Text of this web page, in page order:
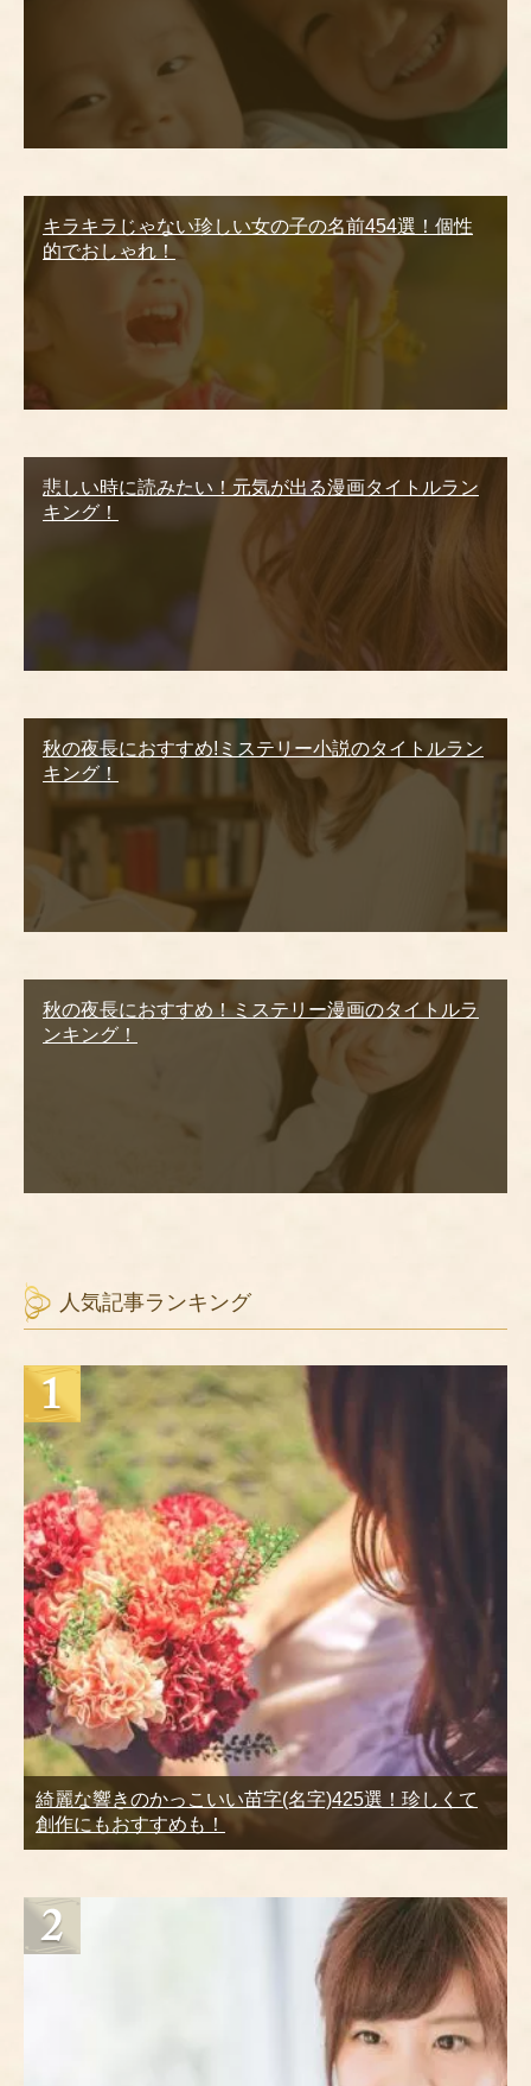
キラキラじゃない珍しい女の子の名前454選！個性
的でおしゃれ！
悲しい時に読みたい！元気が出る漫画タイトルラン
キング！
秋の夜長におすすめ!ミステリー小説のタイトルラン
キング！
秋の夜長におすすめ！ミステリー漫画のタイトルラ
ンキング！
人気記事ランキング
綺麗な響きのかっこいい苗字(名字)425選！珍しくて
創作にもおすすめも！